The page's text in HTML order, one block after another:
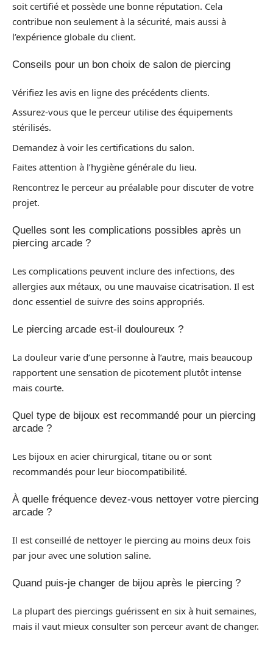
soit certifié et possède une bonne réputation. Cela
contribue non seulement à la sécurité, mais aussi à
l’expérience globale du client.
Conseils pour un bon choix de salon de piercing
Vérifiez les avis en ligne des précédents clients.
Assurez-vous que le perceur utilise des équipements
stérilisés.
Demandez à voir les certifications du salon.
Faites attention à l’hygiène générale du lieu.
Rencontrez le perceur au préalable pour discuter de votre
projet.
Quelles sont les complications possibles après un
piercing arcade ?
Les complications peuvent inclure des infections, des
allergies aux métaux, ou une mauvaise cicatrisation. Il est
donc essentiel de suivre des soins appropriés.
Le piercing arcade est-il douloureux ?
La douleur varie d’une personne à l’autre, mais beaucoup
rapportent une sensation de picotement plutôt intense
mais courte.
Quel type de bijoux est recommandé pour un piercing
arcade ?
Les bijoux en acier chirurgical, titane ou or sont
recommandés pour leur biocompatibilité.
À quelle fréquence devez-vous nettoyer votre piercing
arcade ?
Il est conseillé de nettoyer le piercing au moins deux fois
par jour avec une solution saline.
Quand puis-je changer de bijou après le piercing ?
La plupart des piercings guérissent en six à huit semaines,
mais il vaut mieux consulter son perceur avant de changer.